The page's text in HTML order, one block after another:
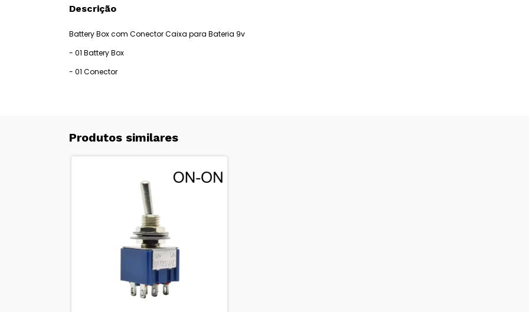
Descrição
Battery Box com Conector Caixa para Bateria 9v
- 01 Battery Box
- 01 Conector
Produtos similares